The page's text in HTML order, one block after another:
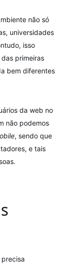
não só
universidades
isso
primeiras
bem diferentes
da web no
não podemos
, sendo que
e tais